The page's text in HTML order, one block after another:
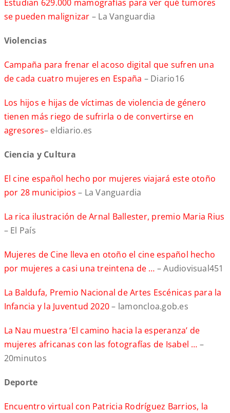
Estudian 629.000 mamografías para ver qué tumores
se pueden malignizar – La Vanguardia
Violencias
Campaña para frenar el acoso digital que sufren una
de cada cuatro mujeres en España – Diario16
Los hijos e hijas de víctimas de violencia de género
tienen más riego de sufrirla o de convertirse en
agresores– eldiario.es
Ciencia y Cultura
El cine español hecho por mujeres viajará este otoño
por 28 municipios– La Vanguardia
La rica ilustración de Arnal Ballester, premio Maria Rius
– El País
Mujeres de Cine lleva en otoño el cine español hecho
por mujeres a casi una treintena de … – Audiovisual451
La Baldufa, Premio Nacional de Artes Escénicas para la
Infancia y la Juventud 2020– lamoncloa.gob.es
La Nau muestra ‘El camino hacia la esperanza’ de
mujeres africanas con las fotografías de Isabel … –
20minutos
Deporte
Encuentro virtual con Patricia Rodríguez Barrios, la